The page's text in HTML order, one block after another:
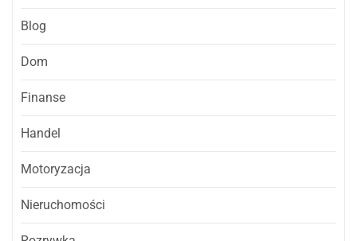
Blog
Dom
Finanse
Handel
Motoryzacja
Nieruchomości